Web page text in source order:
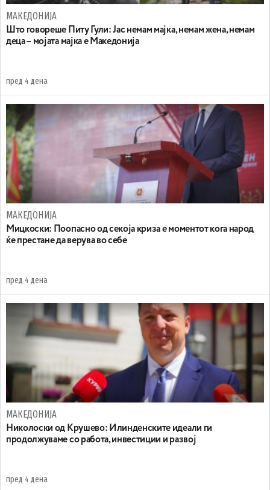
МАКЕДОНИЈА
Што говореше Питу Гули: Јас немам мајка, немам жена, немам
деца – мојата мајка е Македонија
пред 4 дена
МАКЕДОНИЈА
Мицкоски: Поопасно од секоја криза е моментот кога народ
ќе престане да верува во себе
пред 4 дена
МАКЕДОНИЈА
Николоски од Крушево: Илинденските идеали ги
продолжуваме со работа, инвестиции и развој
пред 4 дена